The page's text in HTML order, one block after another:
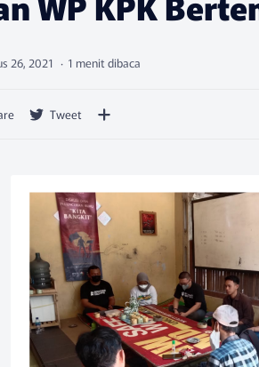
1 menit dibaca